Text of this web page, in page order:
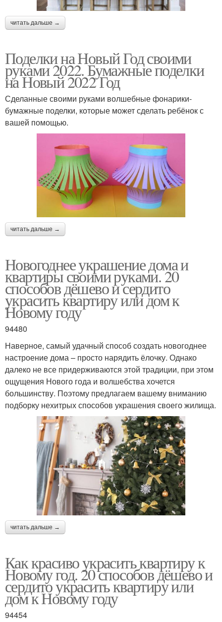
читать дальше →
Поделки на Новый Год своими
руками 2022. Бумажные поделки
на Новый 2022 Год
Сделанные своими руками волшебные фонарики-
бумажные поделки, которые может сделать ребёнок с
вашей помощью.
читать дальше →
Новогоднее украшение дома и
квартиры своими руками. 20
способов дёшево и сердито
украсить квартиру или дом к
Новому году
94480
Наверное, самый удачный способ создать новогоднее
настроение дома – просто нарядить ёлочку. Однако
далеко не все придерживаются этой традиции, при этом
ощущения Нового года и волшебства хочется
большинству. Поэтому предлагаем вашему вниманию
подборку нехитрых способов украшения своего жилища.
читать дальше →
Как красиво украсить квартиру к
Новому год. 20 способов дёшево и
сердито украсить квартиру или
дом к Новому году
94454